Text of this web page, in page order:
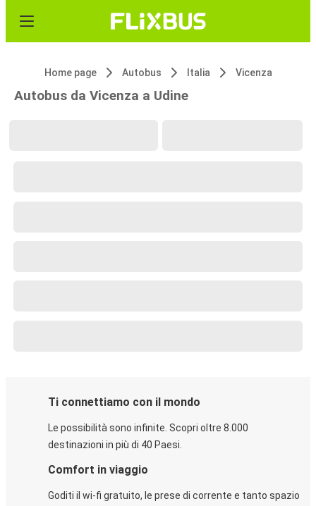
Home page Autobus Italia Vicenza
Autobus da Vicenza a Udine
Ti connettiamo con il mondo
Le possibilità sono infinite. Scopri oltre 8.000
destinazioni in più di 40 Paesi.
Comfort in viaggio
Goditi il wi-fi gratuito, le prese di corrente e tanto spazio